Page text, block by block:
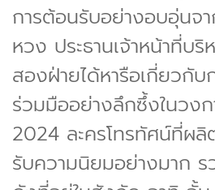
การต้อนรับอย่างอบอุ่น
หวง ประธานเจ้าหน้าที่บ
สองฝ่ายได้หารือเกี่ยวกับ
ร่วมมืออย่างลึกซึ้งในวงก
2024 ละครโทรทัศน์ที่ผลิ
รับความนิยมอย่างมาก